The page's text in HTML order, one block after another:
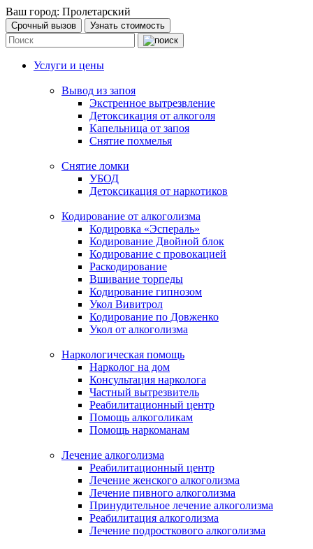
Ваш город: Пролетарский
Срочный вызов Узнать стоимость
Услуги и цены
Вывод из запоя
Экстренное вытрезвление
Детоксикация от алкоголя
Капельница от запоя
Снятие похмелья
Снятие ломки
УБОД
Детоксикация от наркотиков
Кодирование от алкоголизма
Кодировка «Эспераль»
Кодирование Двойной блок
Кодирование с провокацией
Раскодирование
Вшивание торпеды
Кодирование гипнозом
Укол Вивитрол
Кодирование по Довженко
Укол от алкоголизма
Наркологическая помощь
Нарколог на дом
Консультация нарколога
Частный вытрезвитель
Реабилитационный центр
Помощь алкоголикам
Помощь наркоманам
Лечение алкоголизма
Реабилитационный центр
Лечение женского алкоголизма
Лечение пивного алкоголизма
Принудительное лечение алкоголизма
Реабилитация алкоголизма
Лечение подросткового алкоголизма